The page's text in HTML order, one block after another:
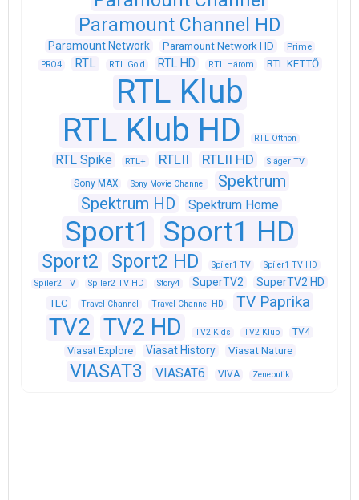
Paramount Channel HD
Paramount Network Paramount Network HD Prime
PRO4 RTL RTL Gold RTL HD RTL Három RTL KETTŐ
RTL Klub
RTL Klub HD
RTL Otthon
RTL Spike RTL+ RTLII RTLII HD Sláger TV
Sony MAX Sony Movie Channel
Spektrum
Spektrum HD
Spektrum Home
Sport1 Sport1 HD
Sport2 Sport2 HD Spíler1 TV
Spíler1 TV HD
Spíler2 TV
Spíler2 TV HD Story4 SuperTV2 SuperTV2 HD
TLC Travel Channel Travel Channel HD TV Paprika
TV2 TV2 HD TV2 Kids TV2 Klub TV4
Viasat Explore Viasat History Viasat Nature
VIASAT3 VIASAT6 VIVA Zenebutik